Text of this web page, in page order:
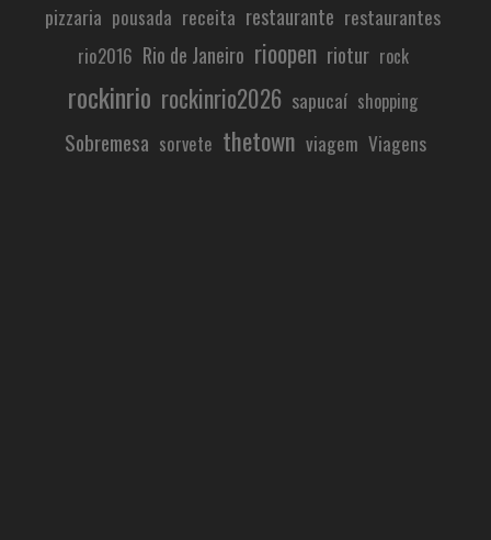
pizzaria pousada receita restaurante restaurantes
rio2016 Rio de Janeiro rioopen riotur rock
rockinrio rockinrio2026 sapucaí shopping
Sobremesa sorvete thetown viagem Viagens